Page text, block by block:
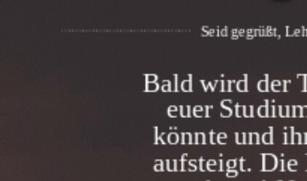
Seid gegrüßt,
Bald wird der
euer
könnte und
aufsteigt.